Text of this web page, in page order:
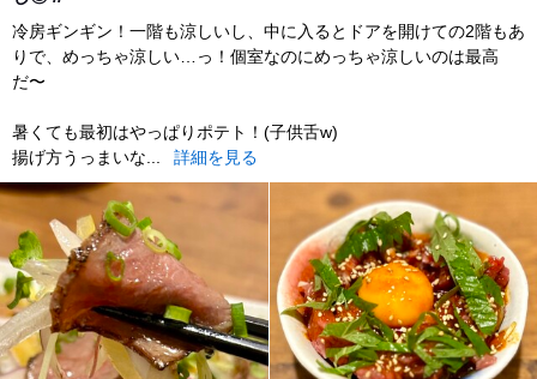
冷房ギンギン！一階も涼しいし、中に入るとドアを開けての2階もあ
りで、めっちゃ涼しい…っ！個室なのにめっちゃ涼しいのは最高
だ〜
暑くても最初はやっぱりポテト！(子供舌w)
揚げ方うっまいな...
詳細を見る